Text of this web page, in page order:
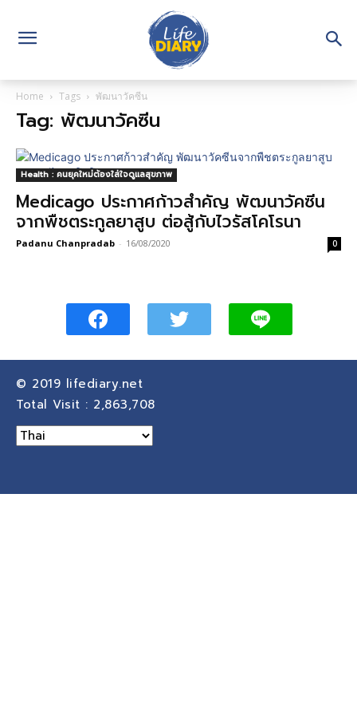
Home Tags พัฒนาวัคซีน
Tag: พัฒนาวัคซีน
Health : คนยุคใหม่ต้องใส่ใจดูแลสุขภาพ
Medicago ประกาศก้าวสำคัญ พัฒนาวัคซีน
จากพืชตระกูลยาสูบ ต่อสู้กับไวรัสโคโรนา
Padanu Chanpradab - 16/08/2020 0
© 2019 lifediary.net
Total Visit : 2,863,708